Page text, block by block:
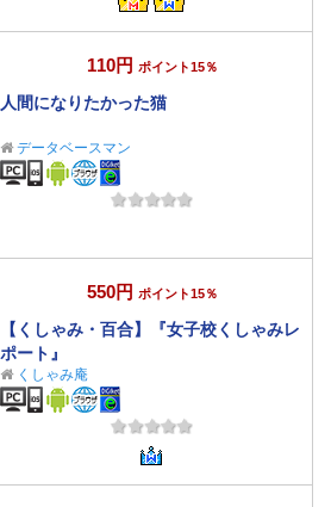
110円 ポイント15％
人間になりたかった猫
データベースマン
550円 ポイント15％
【くしゃみ・百合】『女子校くしゃみレ
ポート』
くしゃみ庵